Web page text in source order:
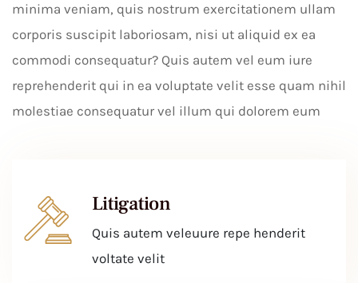
minima veniam, quis nostrum exercitationem ullam
corporis suscipit laboriosam, nisi ut aliquid ex ea
commodi consequatur? Quis autem vel eum iure
reprehenderit qui in ea voluptate velit esse quam nihil
molestiae consequatur vel illum qui dolorem eum
Litigation
Quis autem veleuure repe henderit
voltate velit